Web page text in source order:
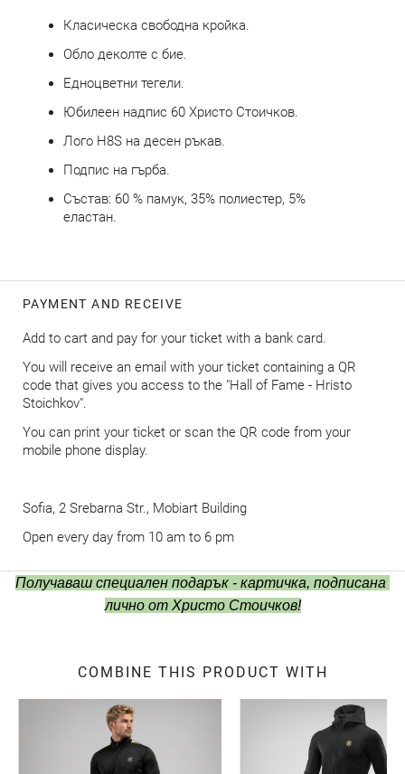
Класическа свободна кройка.
Обло деколте с бие.
Едноцветни тегели.
Юбилеен надпис 60 Христо Стоичков.
Лого H8S на десен ръкав.
Подпис на гърба.
Състав: 60 % памук, 35% полиестер, 5%
еластан.
PAYMENT AND RECEIVE
Add to cart and pay for your ticket with a bank card.
You will receive an email with your ticket containing a QR
code that gives you access to the "Hall of Fame - Hristo
Stoichkov".
You can print your ticket or scan the QR code from your
mobile phone display.
Sofia, 2 Srebarna Str., Mobiart Building
Оpen every day from 10 am to 6 pm
Получаваш специален подарък - картичка, подписана
лично от Христо Стоичков!
COMBINE THIS PRODUCT WITH